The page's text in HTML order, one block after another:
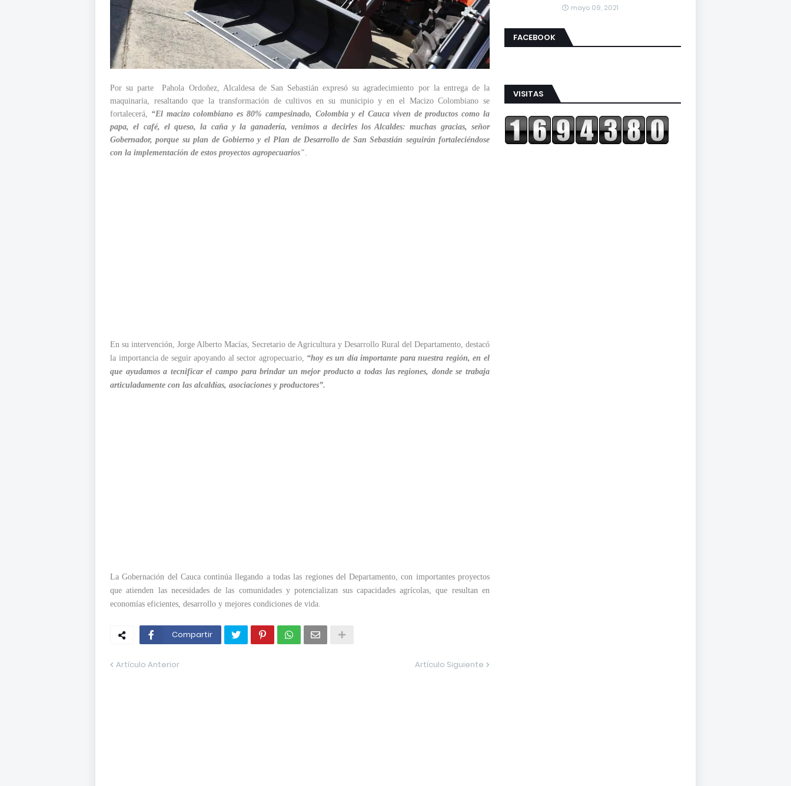
Por su parte Pahola Ordoñez, Alcaldesa de San Sebastián expresó su agradecimiento por la entrega de la
maquinaria, resaltando que la transformación de cultivos en su municipio y en el Macizo Colombiano se
fortalecerá, “El macizo colombiano es 80% campesinado, Colombia y el Cauca viven de productos como la
papa, el café, el queso, la caña y la ganadería, venimos a decirles los Alcaldes: muchas gracias, señor
Gobernador, porque su plan de Gobierno y el Plan de Desarrollo de San Sebastián seguirán fortaleciéndose
con la implementación de estos proyectos agropecuarios".
En su intervención, Jorge Alberto Macías, Secretario de Agricultura y Desarrollo Rural del Departamento, destacó
la importancia de seguir apoyando al sector agropecuario, “hoy es un día importante para nuestra región, en el
que ayudamos a tecnificar el campo para brindar un mejor producto a todas las regiones, donde se trabaja
articuladamente con las alcaldías, asociaciones y productores”.
La Gobernación del Cauca continúa llegando a todas las regiones del Departamento, con importantes proyectos
que atienden las necesidades de las comunidades y potencializan sus capacidades agrícolas, que resultan en
economías eficientes, desarrollo y mejores condiciones de vida.
Compartir
Artículo Anterior Artículo Siguiente
mayo 09, 2021
FACEBOOK
VISITAS